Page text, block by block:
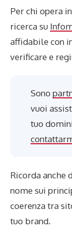
Per chi opera
ricerca su
affidabile con
verificare e
Sono
vuoi
tuo
Ricorda
nome sui
coerenza tra
tuo brand.